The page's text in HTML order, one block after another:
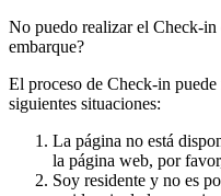
No puedo realizar el Check-in
embarque?
El proceso de Check-in
siguientes situaciones:
La página no está
la página web, por
Soy residente y no es